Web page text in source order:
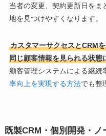
当者の変更、契約更新日をま
地を見つけやすくなります。
カスタマーサクセスとCRM
同じ顧客情報を見られる状態
顧客管理システムによる継続
率向上を実現する方法でも整
既製CRM・個別開発・